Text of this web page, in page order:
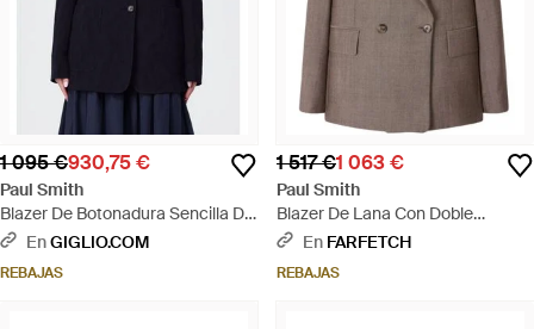
1 095 €930,75 €
Paul Smith
Blazer De Botonadura Sencilla De
Mezcla De Algodón - Azul
EnGIGLIO.COM
REBAJAS
1 517 €1 063 €
Paul Smith
Blazer De Lana Con Doble
Botonadura - Marrón
En FARFETCH
REBAJAS